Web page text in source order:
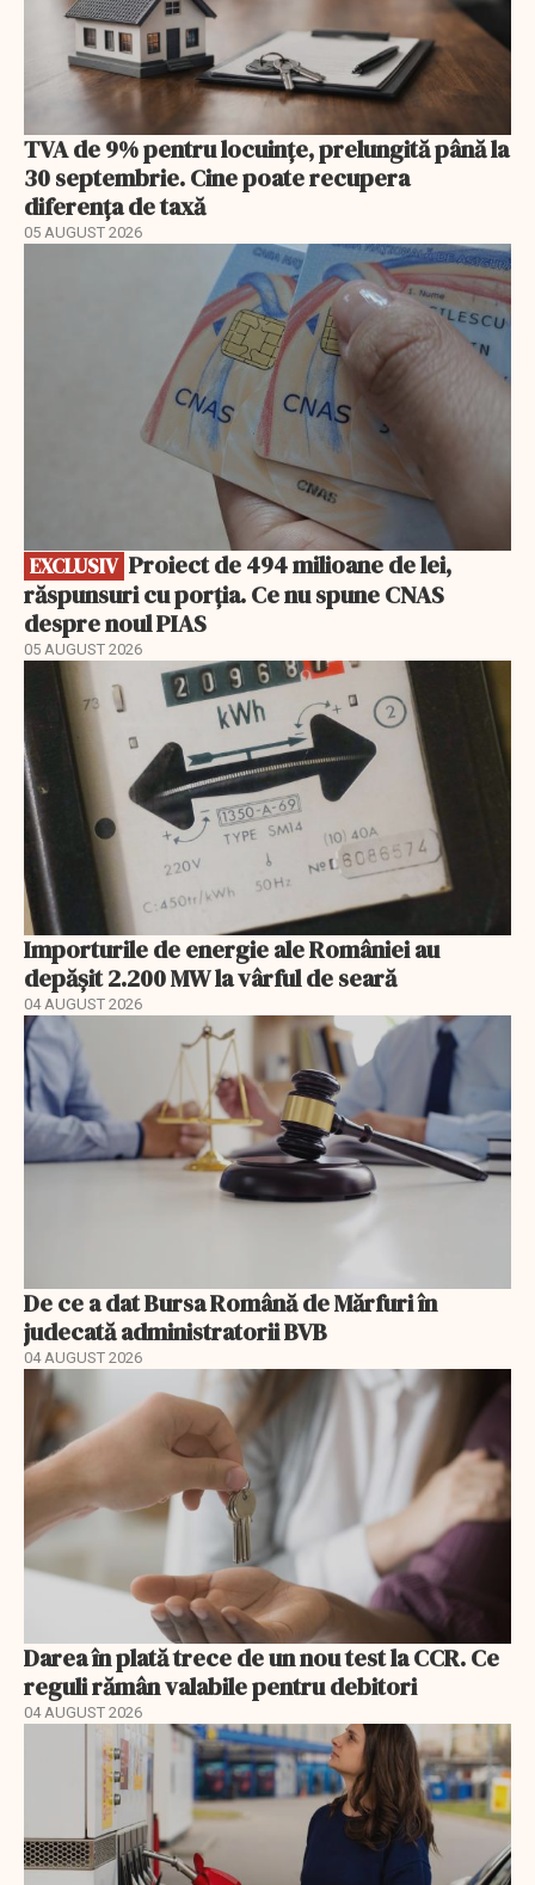
TVA de 9% pentru locuințe, prelungită până la
30 septembrie. Cine poate recupera
diferența de taxă
05 AUGUST 2026
EXCLUSIV
răspunsuri cu porția. Ce nu spune CNAS
despre noul PIAS
05 AUGUST 2026
Importurile de energie ale României au
depășit 2.200 MW la vârful de seară
04 AUGUST 2026
De ce a dat Bursa Română de Mărfuri în
judecată administratorii BVB
04 AUGUST 2026
Darea în plată trece de un nou test la CCR. Ce
reguli rămân valabile pentru debitori
04 AUGUST 2026